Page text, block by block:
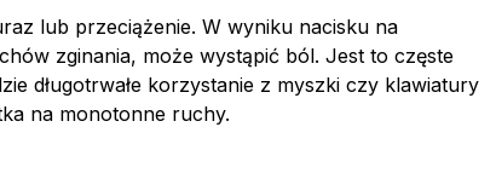
lub przeciążenie. W wyniku nacisku na
zginania, może wystąpić ból. Jest to częste
długotrwałe korzystanie z myszki czy klawiatury
na monotonne ruchy.